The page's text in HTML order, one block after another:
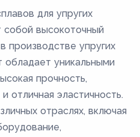
для упругих
собой высокоточный
производстве упругих
уникальными
прочность,
отличная эластичность.
отраслях, включая